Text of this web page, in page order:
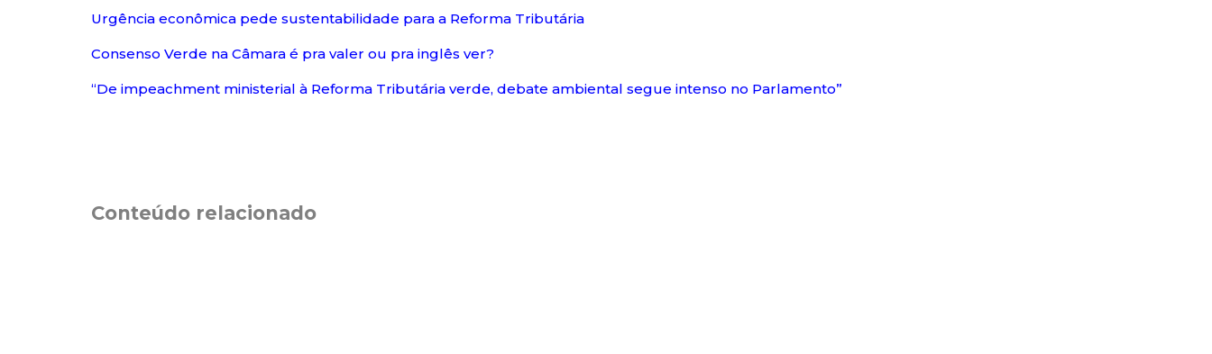
Urgência econômica pede sustentabilidade para a Reforma Tributária
Consenso Verde na Câmara é pra valer ou pra inglês ver?
“De impeachment ministerial à Reforma Tributária verde, debate ambiental segue intenso no Parlamento”
Conteúdo relacionado